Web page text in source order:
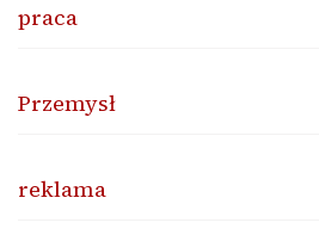
praca
Przemysł
reklama